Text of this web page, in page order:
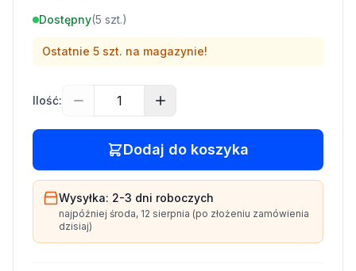
Dostępny(5 szt.)
Ostatnie 5 szt. na magazynie!
Ilość:
Dodaj do koszyka
Wysyłka: 2-3 dni roboczych
najpóźniej środa, 12 sierpnia (po złożeniu zamówienia
dzisiaj)